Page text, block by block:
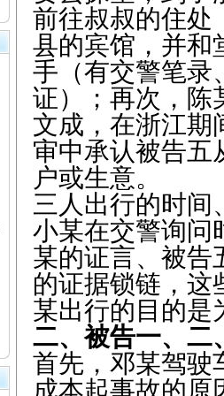
前往叔叔的住处
县的宾馆，并和
手（有交警笔录
证）；再次，陈
文成，在浙江期
审中承认被告五
户或生意。
三人出行的时间
小某在交警询问
某的证言、被告
的证据锁链，这
某出行的目的是
二、被告一、二
首先，邓某驾驶
成本起事故的原